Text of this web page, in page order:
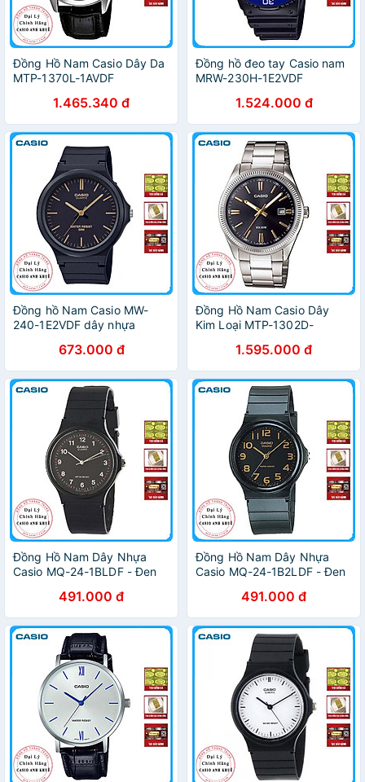
Đồng Hồ Nam Casio Dây Da
MTP-1370L-1AVDF
1.465.340 đ
Đồng hồ đeo tay Casio nam
MRW-230H-1E2VDF
1.524.000 đ
Đồng hồ Nam Casio MW-
240-1E2VDF dây nhựa
673.000 đ
Đồng Hồ Nam Casio Dây
Kim Loại MTP-1302D-
1.595.000 đ
Đồng Hồ Nam Dây Nhựa
Casio MQ-24-1BLDF - Đen
491.000 đ
Đồng Hồ Nam Dây Nhựa
Casio MQ-24-1B2LDF - Đen
491.000 đ